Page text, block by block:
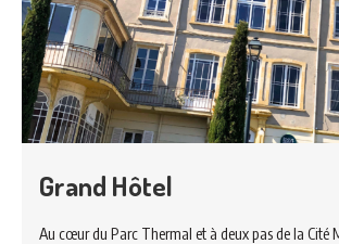
Grand Hôtel
Au cœur du Parc Thermal et à deux pas de la Cité